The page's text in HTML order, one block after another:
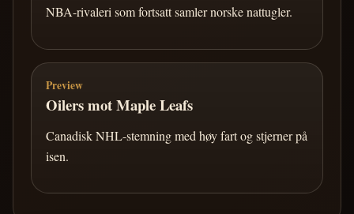
NBA-rivaleri som fortsatt samler norske nattugler.
Preview
Oilers mot Maple Leafs
Canadisk NHL-stemning med høy fart og stjerner på
isen.